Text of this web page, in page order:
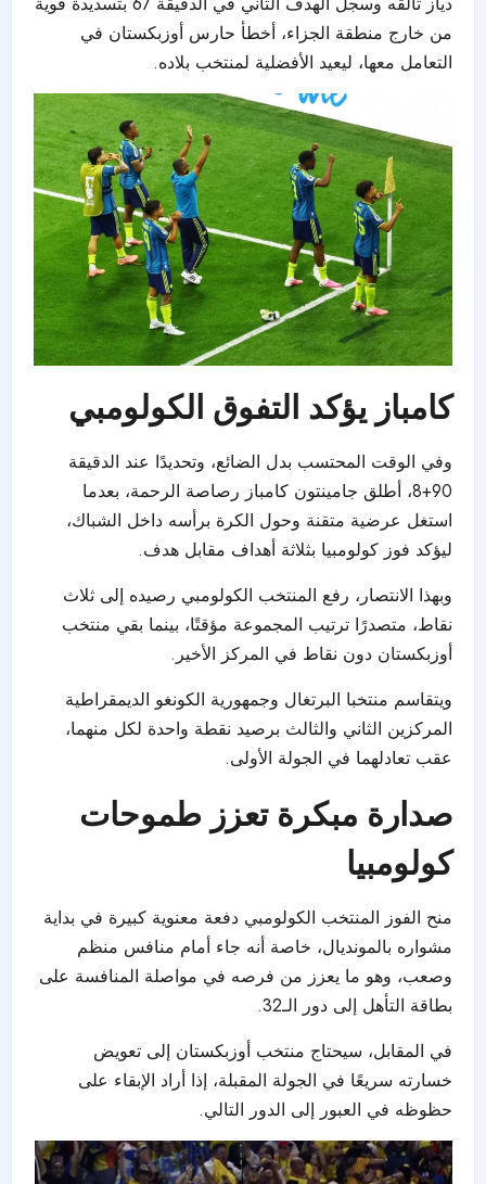
من خارج منطقة الجزاء، أخطأ حارس أوزبكستان في
التعامل معها، ليعيد الأفضلية لمنتخب بلاده.
كامباز يؤكد التفوق الكولومبي
وفي الوقت المحتسب بدل الضائع، وتحديدًا عند الدقيقة
90+8، أطلق جامينتون كامباز رصاصة الرحمة، بعدما
استغل عرضية متقنة وحول الكرة برأسه داخل الشباك،
ليؤكد فوز كولومبيا بثلاثة أهداف مقابل هدف.
وبهذا الانتصار، رفع المنتخب الكولومبي رصيده إلى ثلاث
نقاط، متصدرًا ترتيب المجموعة مؤقتًا، بينما بقي منتخب
أوزبكستان دون نقاط في المركز الأخير.
ويتقاسم منتخبا البرتغال وجمهورية الكونغو الديمقراطية
المركزين الثاني والثالث برصيد نقطة واحدة لكل منهما،
عقب تعادلهما في الجولة الأولى.
صدارة مبكرة تعزز طموحات
كولومبيا
منح الفوز المنتخب الكولومبي دفعة معنوية كبيرة في بداية
مشواره بالمونديال، خاصة أنه جاء أمام منافس منظم
وصعب، وهو ما يعزز من فرصه في مواصلة المنافسة على
بطاقة التأهل إلى دور الـ32.
في المقابل، سيحتاج منتخب أوزبكستان إلى تعويض
خسارته سريعًا في الجولة المقبلة، إذا أراد الإبقاء على
حظوظه في العبور إلى الدور التالي.